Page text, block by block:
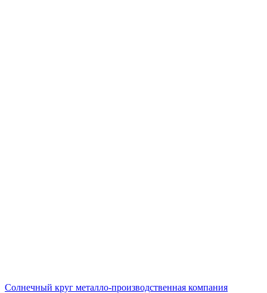
Солнечный круг металло-производственная компания